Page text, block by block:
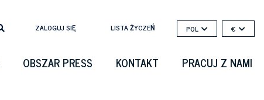
ZALOGUJ SIĘ LISTA ŻYCZEŃ POL €
OBSZAR PRESS KONTAKT PRACUJ Z NAMI